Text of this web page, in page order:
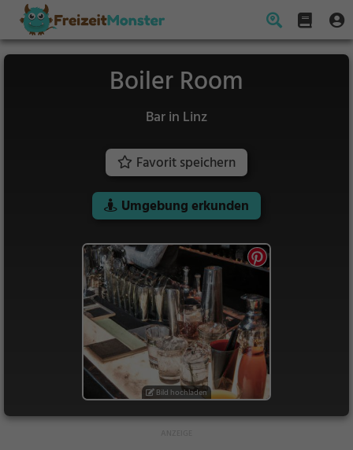
Boiler Room
Bar in Linz
Favorit speichern
Umgebung erkunden
Bild hochladen